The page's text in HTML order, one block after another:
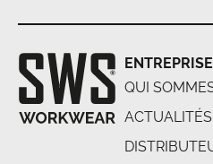
ENTREPRISE
QUI
ACTUALITÉS